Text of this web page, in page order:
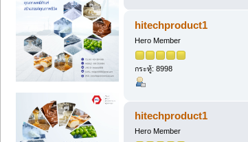
hitechproduct1
Hero Member
กระทู้: 8998
hitechproduct1
Hero Member